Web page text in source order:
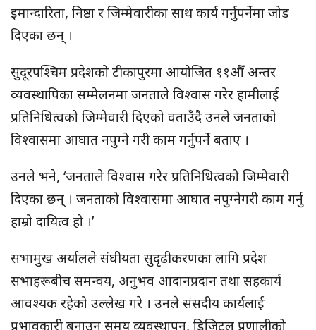
इमान्दारिता, निष्ठा र जिम्मेवारीका साथ कार्य गर्नुपर्नेमा जोड
दिएका छन् ।
सुदूरपश्चिम प्रदेशको टीकापुरमा आयोजित ११औँ अन्तर
व्यवस्थापिका सम्मेलनमा जनताले विश्वास गरेर हामीलाई
प्रतिनिधित्वको जिम्मेवारी दिएको वताउँदै उनले जनताको
विश्वासमा आघात नपुग्ने गरी काम गर्नुपर्ने बताए ।
उनले भने, ‘जनताले विश्वास गरेर प्रतिनिधित्वको जिम्मेवारी
दिएका छन् । जनताको विश्वासमा आघात नपुग्नेगरी काम गर्नु
हाम्रो दायित्व हो ।’
सभामुख अर्यालले संघीयता सुदृढीकरणका लागि प्रदेश
सभाहरूबीच समन्वय, अनुभव आदानप्रदान तथा सहकार्य
आवश्यक रहेको उल्लेख गरे । उनले संसदीय कार्यलाई
प्रभावकारी बनाउन समय व्यवस्थापन, डिजिटल प्रणालीको